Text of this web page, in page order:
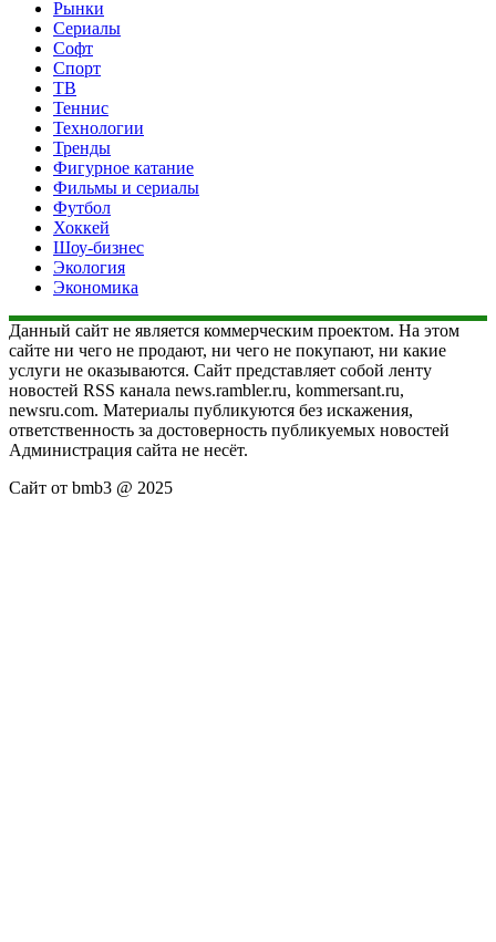
Рынки
Сериалы
Софт
Спорт
ТВ
Теннис
Технологии
Тренды
Фигурное катание
Фильмы и сериалы
Футбол
Хоккей
Шоу-бизнес
Экология
Экономика
Данный сайт не является коммерческим проектом. На этом
сайте ни чего не продают, ни чего не покупают, ни какие
услуги не оказываются. Сайт представляет собой ленту
новостей RSS канала news.rambler.ru, kommersant.ru,
newsru.com. Материалы публикуются без искажения,
ответственность за достоверность публикуемых новостей
Администрация сайта не несёт.
Сайт от bmb3 @ 2025